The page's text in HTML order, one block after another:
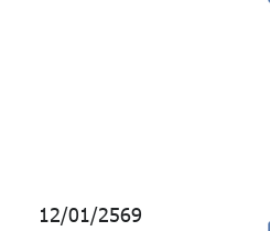
12/01/2569